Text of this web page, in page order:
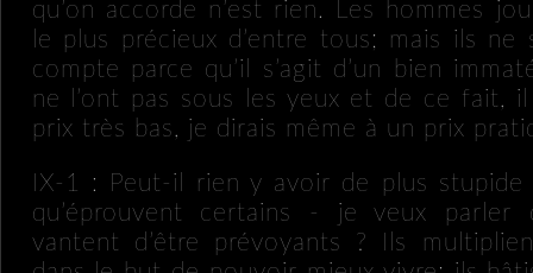
qu’on accorde n’est rien. Les hommes
le plus précieux d’entre tous; mais ils ne
compte parce qu’il s’agit d’un bien
ne l’ont pas sous les yeux et de ce fait,
prix très bas, je dirais même à un prix
IX-1 : Peut-il rien y avoir de plus stupide
qu’éprouvent certains - je veux
vantent d’être prévoyants ? Ils